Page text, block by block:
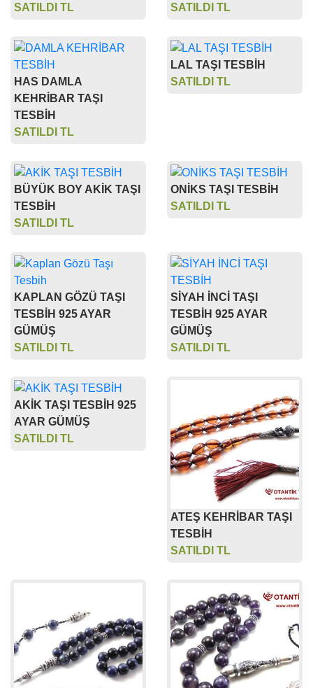
SATILDI TL
SATILDI TL
HAS DAMLA
KEHRİBAR TAŞI
TESBİH
SATILDI TL
LAL TAŞI TESBİH
SATILDI TL
BÜYÜK BOY AKİK TAŞI
TESBİH
SATILDI TL
ONİKS TAŞI TESBİH
SATILDI TL
KAPLAN GÖZÜ TAŞI
TESBİH 925 AYAR
GÜMÜŞ
SATILDI TL
SİYAH İNCİ TAŞI
TESBİH 925 AYAR
GÜMÜŞ
SATILDI TL
AKİK TAŞI TESBİH 925
AYAR GÜMÜŞ
SATILDI TL
ATEŞ KEHRİBAR TAŞI
TESBİH
SATILDI TL